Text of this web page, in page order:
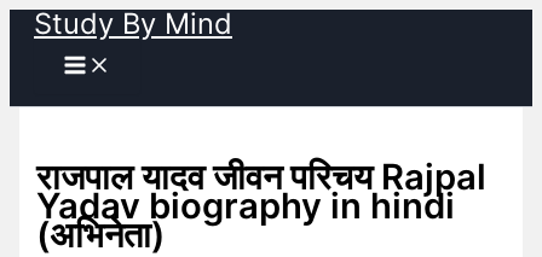
Skip
content
Study By Mind
राजपाल यादव जीवन परिचय Rajpal
Yadav biography in hindi
(अभिनेता)